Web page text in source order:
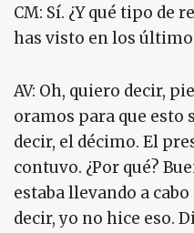
CM: Sí. ¿Y qué tipo de
has visto en los
AV: Oh, quiero decir,
oramos para que esto
decir, el décimo. El
contuvo. ¿Por qué?
estaba llevando a
decir, yo no hice eso.